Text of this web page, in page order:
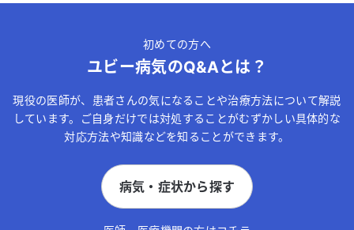
初めての方へ
ユビー病気のQ&Aとは？
現役の医師が、患者さんの気になることや治療方法について解説
しています。ご自身だけでは対処することがむずかしい具体的な
対応方法や知識などを知ることができます。
病気・症状から探す